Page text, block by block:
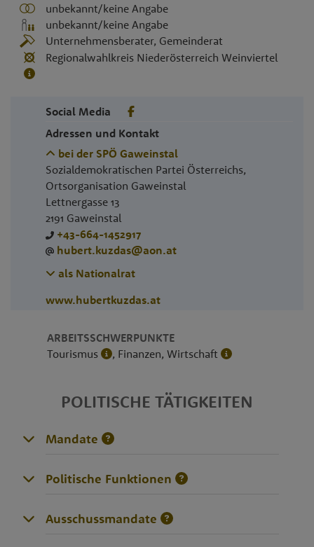
unbekannt/keine Angabe
unbekannt/keine Angabe
Unternehmensberater, Gemeinderat
Regionalwahlkreis Niederösterreich Weinviertel
Social Media
Adressen und Kontakt
bei der SPÖ Gaweinstal
Sozialdemokratischen Partei Österreichs,
Ortsorganisation Gaweinstal
Lettnergasse 13
2191 Gaweinstal
+43-664-1452917
hubert.kuzdas@aon.at
als Nationalrat
www.hubertkuzdas.at
ARBEITSSCHWERPUNKTE
Tourismus
, Finanzen, Wirtschaft
POLITISCHE TÄTIGKEITEN
Mandate
Politische Funktionen
Ausschussmandate